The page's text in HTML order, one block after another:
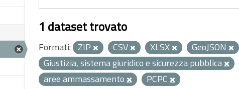
1 dataset trovato
Formati: ZIP CSV XLSX GeoJSON
Giustizia, sistema giuridico e sicurezza pubblica
aree ammassamento
PCPC